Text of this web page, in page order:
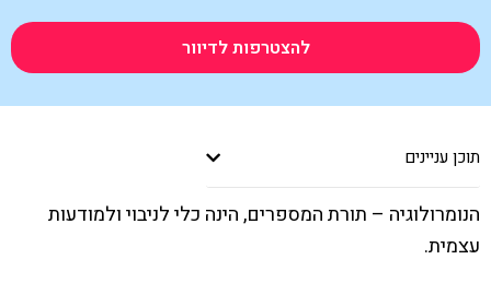
להצטרפות לדיוור
תוכן עניינים
הנומרולוגיה – תורת המספרים, הינה כלי לניבוי ולמודעות
עצמית.